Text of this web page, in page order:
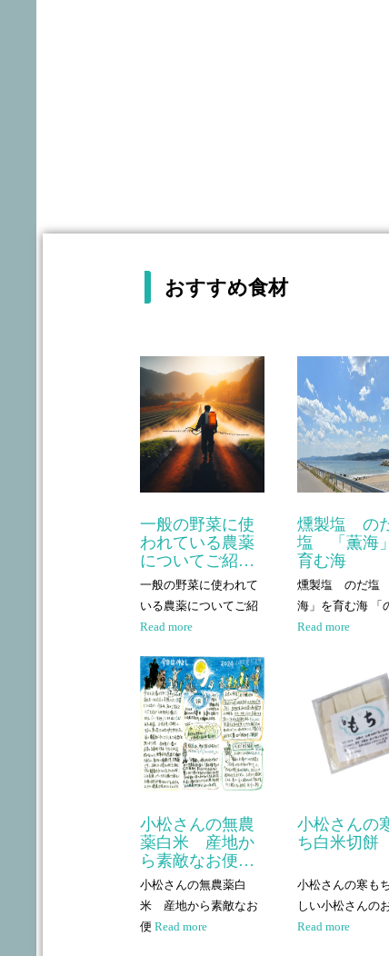
おすすめ食材
一般の野菜に使
われている農薬
についてご紹…
一般の野菜に使われて
いる農薬についてご紹
Read more
小松さんの無農
薬白米 産地か
ら素敵なお便…
小松さんの無農薬白
米 産地から素敵なお
便Read more
燻製塩 の
塩 「薫海
育む海
燻製塩 のだ塩
海」を育む海 「
Read more
小松さんの
ち白米切餅
小松さんの寒も
しい小松さんの
Read more